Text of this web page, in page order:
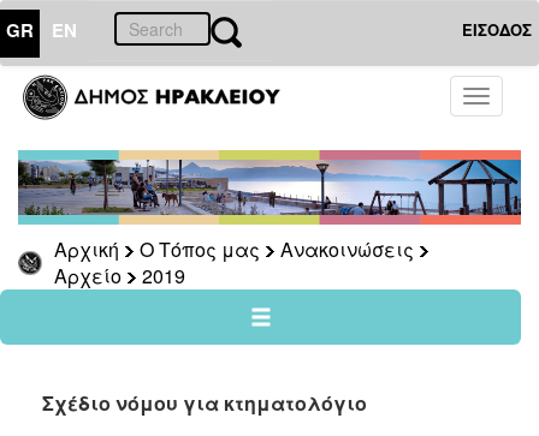
GR EN ΕΙΣΟΔΟΣ
Toggle
Αρχική Ο Τόπος μας
Ανακοινώσεις
Αρχείο
2019
ΤΟΠΟΣ
ΜΑΣ
Ανακοινώσεις
Αρχείο
2026
2025
Σχέδιο νόμου για κτηματολόγιο